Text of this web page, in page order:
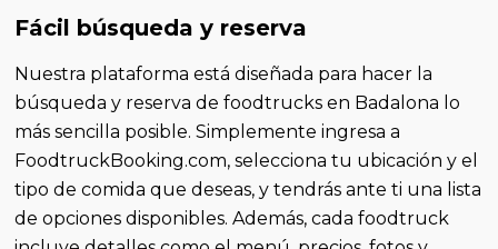
Fácil búsqueda y reserva
Nuestra plataforma está diseñada para hacer la
búsqueda y reserva de foodtrucks en Badalona lo
más sencilla posible. Simplemente ingresa a
FoodtruckBooking.com, selecciona tu ubicación y el
tipo de comida que deseas, y tendrás ante ti una lista
de opciones disponibles. Además, cada foodtruck